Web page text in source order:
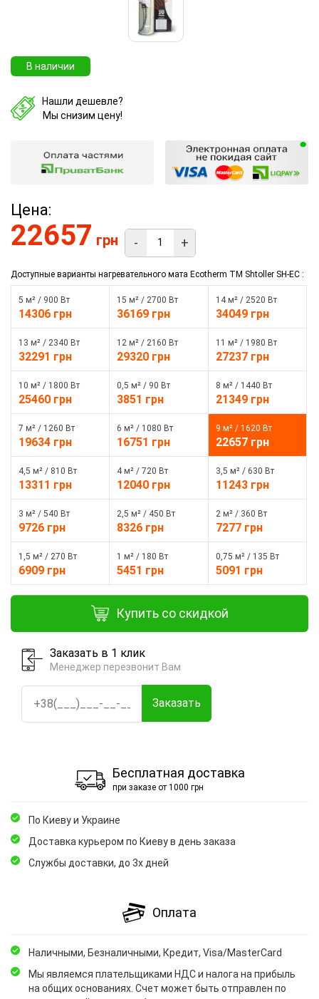
В наличии
Нашли дешевле?
Мы снизим цену!
Цена:
22657 грн - +
Доступные варианты нагревательного мата Ecotherm TM Shtoller SH-EC :
5 м² / 900 Вт
14306 грн
15 м² / 2700 Вт
36169 грн
14 м² / 2520 Вт
34049 грн
13 м² / 2340 Вт
32291 грн
12 м² / 2160 Вт
29320 грн
11 м² / 1980 Вт
27237 грн
10 м² / 1800 Вт
25460 грн
0,5 м² / 90 Вт
3851 грн
8 м² / 1440 Вт
21349 грн
7 м² / 1260 Вт
19634 грн
6 м² / 1080 Вт
16751 грн
9 м² / 1620 Вт
22657 грн
4,5 м² / 810 Вт
13311 грн
4 м² / 720 Вт
12040 грн
3,5 м² / 630 Вт
11243 грн
3 м² / 540 Вт
9726 грн
2,5 м² / 450 Вт
8326 грн
2 м² / 360 Вт
7277 грн
1,5 м² / 270 Вт
6909 грн
1 м² / 180 Вт
5451 грн
0,75 м² / 135 Вт
5091 грн
Купить со скидкой
Заказать в 1 клик
Менеджер перезвонит Вам
Заказать
Бесплатная доставка
при заказе от 1000 грн
По Киеву и Украине
Доставка курьером по Киеву в день заказа
Службы доставки, до 3х дней
Оплата
Наличными, Безналичными, Кредит, Visa/MasterCard
Мы являемся плательщиками НДС и налога на прибыль
на общих основаниях. Счет может быть отправлен по